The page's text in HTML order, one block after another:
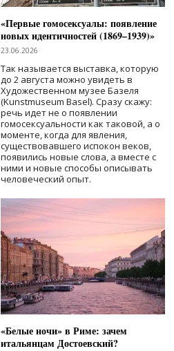
«Первые гомосексуалы: появление
новых идентичностей (1869–1939)»
23.06.2026
Так называется выставка, которую
до 2 августа можно увидеть в
Художественном музее Базеля
(Kunstmuseum Basel). Сразу скажу:
речь идет не о появлении
гомосексуальности как таковой, а о
моменте, когда для явления,
существовавшего испокон веков,
появились новые слова, а вместе с
ними и новые способы описывать
человеческий опыт.
«Белые ночи» в Риме: зачем
итальянцам Достоевский?